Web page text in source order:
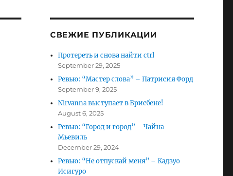
СВЕЖИЕ ПУБЛИКАЦИИ
Протереть и снова найти ctrl
September 29, 2025
Ревью: “Мастер слова” – Патрисия Форд
September 9, 2025
Nirvanna выступает в Брисбене!
August 6, 2025
Ревью: “Город и город” – Чайна
Мьевиль
December 29, 2024
Ревью: “Не отпускай меня” – Кадзуо
Исигуро